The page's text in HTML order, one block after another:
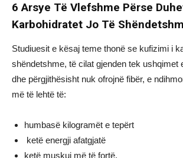
6 Arsye Të Vlefshme Përse
Karbohidratet Jo Të
Studiuesit e kësaj teme thonë se kufizimi i
shëndetshme, të cilat gjenden tek ushqimet
dhe përgjithësisht nuk ofrojnë fibër, e
më të lehtë të:
humbasë kilogramët e tepërt
ketë energji afatgjatë
ketë muskuj më të fortë,